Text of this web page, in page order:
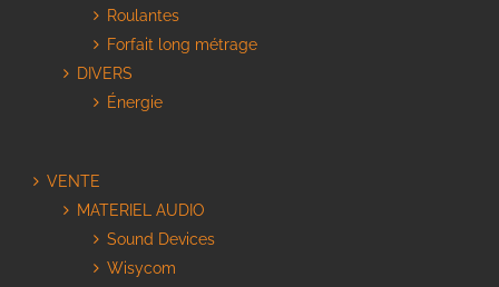
Roulantes
Forfait long métrage
DIVERS
Énergie
VENTE
MATERIEL AUDIO
Sound Devices
Wisycom